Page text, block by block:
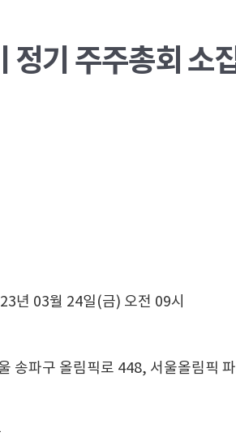
정기 주주총회 소
년 03월 24일(금) 오전 09시
송파구 올림픽로 448, 서울올림픽